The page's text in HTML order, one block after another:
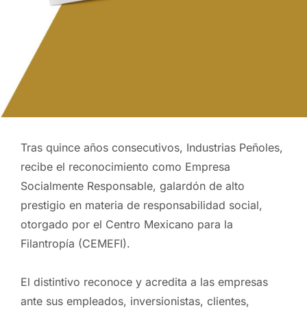
Tras quince años consecutivos, Industrias Peñoles,
recibe el reconocimiento como Empresa
Socialmente Responsable, galardón de alto
prestigio en materia de responsabilidad social,
otorgado por el Centro Mexicano para la
Filantropía (CEMEFI).
El distintivo reconoce y acredita a las empresas
ante sus empleados, inversionistas, clientes,